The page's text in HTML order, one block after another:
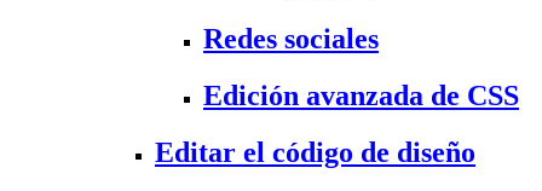
Redes sociales
Edición avanzada de CSS
Editar el código de diseño